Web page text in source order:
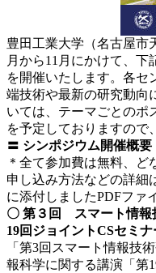
豊田工業大学（名古屋市
月から11月にかけて、下
を開催いたします。各セ
端技術や最新の研究動向
いては、テーマごとのポ
を予定しておりますので
〓 シンポジウム開催概要
＊全て参加費は無料、
申し込み方法などの詳細
に添付しましたPDFファ
〇 第３回 スマート情報
19回ジョイントCSセミナ
「第3回スマート情報技
報科学に関する講演「第